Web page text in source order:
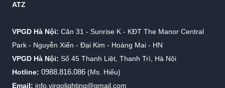
ATZ
VPGD Hà Nội: Căn 31 - Sunrise K - KĐT The Manor Central
Park - Nguyễn Xiển - Đại Kim - Hoàng Mai - HN
VPGD Hà Nội: Số 45 Thanh Liệt, Thanh Trì, Hà Nội
Hotline: 0988.816.086 (Ms. Hiếu)
Email: info.virgolighting@gmail.com